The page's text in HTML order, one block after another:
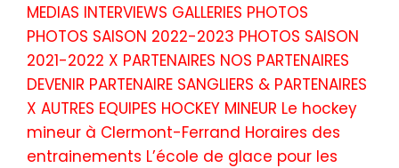
MEDIAS INTERVIEWS GALLERIES PHOTOS
PHOTOS SAISON 2022-2023 PHOTOS SAISON
2021-2022 X PARTENAIRES NOS PARTENAIRES
DEVENIR PARTENAIRE SANGLIERS & PARTENAIRES
X AUTRES EQUIPES HOCKEY MINEUR Le hockey
mineur à Clermont-Ferrand Horaires des
entrainements L’école de glace pour les